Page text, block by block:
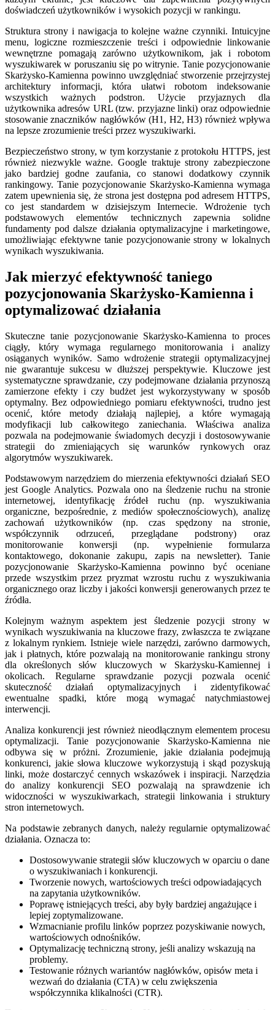
doświadczeń użytkowników i wysokich pozycji w rankingu.
Struktura strony i nawigacja to kolejne ważne czynniki. Intuicyjne
menu, logiczne rozmieszczenie treści i odpowiednie linkowanie
wewnętrzne pomagają zarówno użytkownikom, jak i robotom
wyszukiwarek w poruszaniu się po witrynie. Tanie pozycjonowanie
Skarżysko-Kamienna powinno uwzględniać stworzenie przejrzystej
architektury informacji, która ułatwi robotom indeksowanie
wszystkich ważnych podstron. Użycie przyjaznych dla
użytkownika adresów URL (tzw. przyjazne linki) oraz odpowiednie
stosowanie znaczników nagłówków (H1, H2, H3) również wpływa
na lepsze zrozumienie treści przez wyszukiwarki.
Bezpieczeństwo strony, w tym korzystanie z protokołu HTTPS, jest
również niezwykle ważne. Google traktuje strony zabezpieczone
jako bardziej godne zaufania, co stanowi dodatkowy czynnik
rankingowy. Tanie pozycjonowanie Skarżysko-Kamienna wymaga
zatem upewnienia się, że strona jest dostępna pod adresem HTTPS,
co jest standardem w dzisiejszym Internecie. Wdrożenie tych
podstawowych elementów technicznych zapewnia solidne
fundamenty pod dalsze działania optymalizacyjne i marketingowe,
umożliwiając efektywne tanie pozycjonowanie strony w lokalnych
wynikach wyszukiwania.
Jak mierzyć efektywność taniego
pozycjonowania Skarżysko-Kamienna i
optymalizować działania
Skuteczne tanie pozycjonowanie Skarżysko-Kamienna to proces
ciągły, który wymaga regularnego monitorowania i analizy
osiąganych wyników. Samo wdrożenie strategii optymalizacyjnej
nie gwarantuje sukcesu w dłuższej perspektywie. Kluczowe jest
systematyczne sprawdzanie, czy podejmowane działania przynoszą
zamierzone efekty i czy budżet jest wykorzystywany w sposób
optymalny. Bez odpowiedniego pomiaru efektywności, trudno jest
ocenić, które metody działają najlepiej, a które wymagają
modyfikacji lub całkowitego zaniechania. Właściwa analiza
pozwala na podejmowanie świadomych decyzji i dostosowywanie
strategii do zmieniających się warunków rynkowych oraz
algorytmów wyszukiwarek.
Podstawowym narzędziem do mierzenia efektywności działań SEO
jest Google Analytics. Pozwala ono na śledzenie ruchu na stronie
internetowej, identyfikację źródeł ruchu (np. wyszukiwania
organiczne, bezpośrednie, z mediów społecznościowych), analizę
zachowań użytkowników (np. czas spędzony na stronie,
współczynnik odrzuceń, przeglądane podstrony) oraz
monitorowanie konwersji (np. wypełnienie formularza
kontaktowego, dokonanie zakupu, zapis na newsletter). Tanie
pozycjonowanie Skarżysko-Kamienna powinno być oceniane
przede wszystkim przez pryzmat wzrostu ruchu z wyszukiwania
organicznego oraz liczby i jakości konwersji generowanych przez te
źródła.
Kolejnym ważnym aspektem jest śledzenie pozycji strony w
wynikach wyszukiwania na kluczowe frazy, zwłaszcza te związane
z lokalnym rynkiem. Istnieje wiele narzędzi, zarówno darmowych,
jak i płatnych, które pozwalają na monitorowanie rankingu strony
dla określonych słów kluczowych w Skarżysku-Kamiennej i
okolicach. Regularne sprawdzanie pozycji pozwala ocenić
skuteczność działań optymalizacyjnych i zidentyfikować
ewentualne spadki, które mogą wymagać natychmiastowej
interwencji.
Analiza konkurencji jest również nieodłącznym elementem procesu
optymalizacji. Tanie pozycjonowanie Skarżysko-Kamienna nie
odbywa się w próżni. Zrozumienie, jakie działania podejmują
konkurenci, jakie słowa kluczowe wykorzystują i skąd pozyskują
linki, może dostarczyć cennych wskazówek i inspiracji. Narzędzia
do analizy konkurencji SEO pozwalają na sprawdzenie ich
widoczności w wyszukiwarkach, strategii linkowania i struktury
stron internetowych.
Na podstawie zebranych danych, należy regularnie optymalizować
działania. Oznacza to:
Dostosowywanie strategii słów kluczowych w oparciu o dane
o wyszukiwaniach i konkurencji.
Tworzenie nowych, wartościowych treści odpowiadających
na zapytania użytkowników.
Poprawę istniejących treści, aby były bardziej angażujące i
lepiej zoptymalizowane.
Wzmacnianie profilu linków poprzez pozyskiwanie nowych,
wartościowych odnośników.
Optymalizację techniczną strony, jeśli analizy wskazują na
problemy.
Testowanie różnych wariantów nagłówków, opisów meta i
wezwań do działania (CTA) w celu zwiększenia
współczynnika klikalności (CTR).